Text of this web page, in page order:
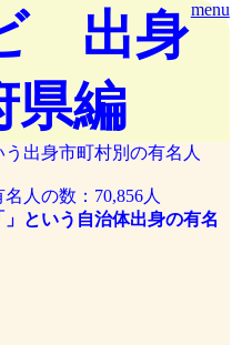
menu
出身
県編
出身市町村別の有名人
人の数：70,856人
という自治体出身の有名